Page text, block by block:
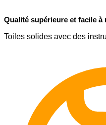
Qualité supérieure et facile à
Toiles solides avec des